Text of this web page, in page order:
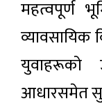
महत्वपूर्ण
व्यावसायिक
युवाहरूको
आधारसमेत